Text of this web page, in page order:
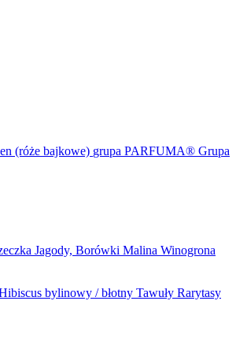
(róże bajkowe) grupa PARFUMA® Grupa
Jagody, Borówki Malina Winogrona
bylinowy / błotny Tawuły Rarytasy